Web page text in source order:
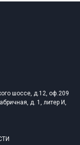
шоссе, д.12, оф.209
д. 1, литер И,